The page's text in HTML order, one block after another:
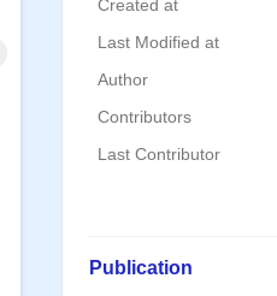
Created at
Last Modified at
Author
Contributors
Last Contributor
Publication